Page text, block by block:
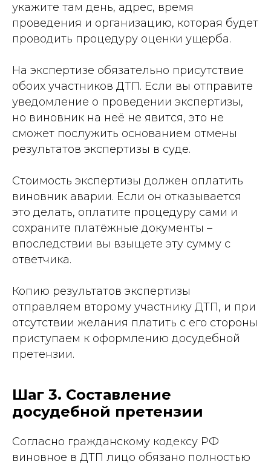
укажите там день, адрес, время
проведения и организацию, которая будет
проводить процедуру оценки ущерба.
На экспертизе обязательно присутствие
обоих участников ДТП. Если вы отправите
уведомление о проведении экспертизы,
но виновник на неё не явится, это не
сможет послужить основанием отмены
результатов экспертизы в суде.
Стоимость экспертизы должен оплатить
виновник аварии. Если он отказывается
это делать, оплатите процедуру сами и
сохраните платёжные документы –
впоследствии вы взыщете эту сумму с
ответчика.
Копию результатов экспертизы
отправляем второму участнику ДТП, и при
отсутствии желания платить с его стороны
приступаем к оформлению досудебной
претензии.
Шаг 3. Составление
досудебной претензии
Согласно гражданскому кодексу РФ
виновное в ДТП лицо обязано полностью